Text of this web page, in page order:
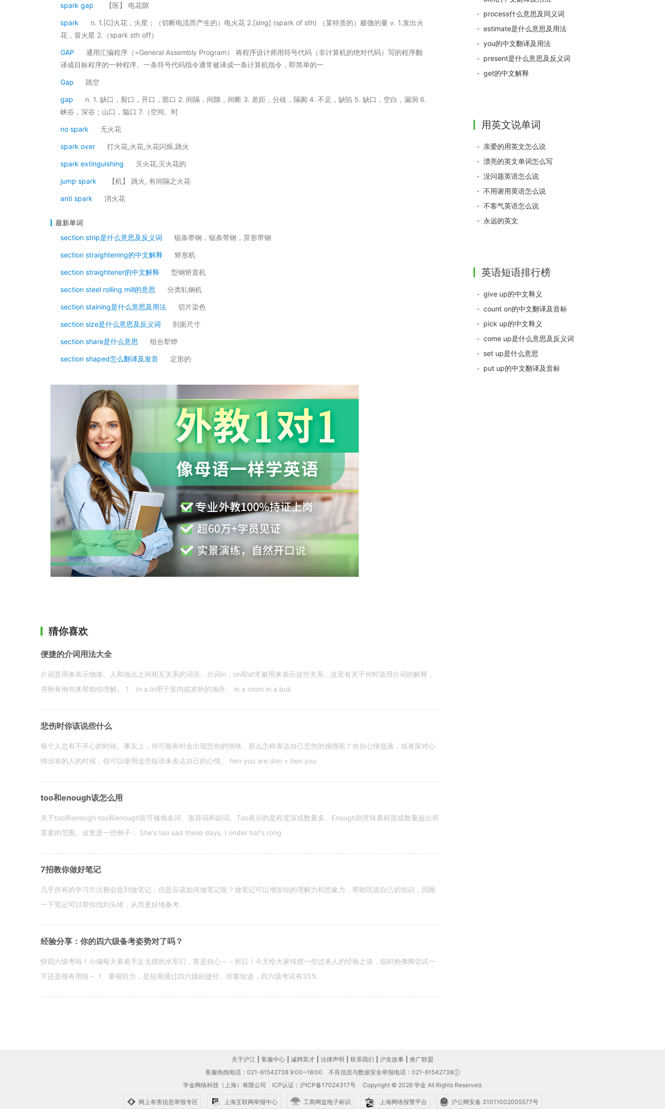
spark gap 【医】 电花隙
spark
n. 1.[C]火花，火星；（切断电流而产生的）电火花 2.[sing] (spark of sth) （某特质的）极微的量 v. 1.发出火
花，冒火星 2.（spark sth off）
GAP
通用汇编程序（=General Assembly Program） 将程序设计师用符号代码（非计算机的绝对代码）写的程序翻
译成目标程序的一种程序。一条符号代码指令通常被译成一条计算机指令，即简单的一
Gap 跳空
gap
n. 1. 缺口，裂口，开口，豁口 2. 间隔，间隙，间断 3. 差距，分歧，隔阂 4. 不足，缺陷 5. 缺口，空白，漏洞 6.
峡谷，深谷；山口，隘口 7.（空间、时
no spark 无火花
spark over 打火花,火花,火花闪烁,跳火
spark extinguishing 灭火花,灭火花的
jump spark 【机】 跳火, 有间隔之火花
anti spark 消火花
最新单词
section strip是什么意思及反义词
锯条带钢，锯条带钢，异形带钢
section straightening的中文解释 矫形机
section straightener的中文解释 型钢矫直机
section steel rolling mill的意思 分类轧钢机
section staining是什么意思及用法 切片染色
section size是什么意思及反义词 剖面尺寸
section share是什么意思 组合犁铧
section shaped怎么翻译及发音 定形的
猜你喜欢
便捷的介词用法大全
介词是用来表示物体、人和地点之间相互关系的词语。介词in，on和at常被用来表示这些关系。这里有关于何时该用介词的解释，
并附有例句来帮助你理解。 1．In a.In用于室内或室外的场所。 in a room in a buil
悲伤时你该说些什么
每个人总有不开心的时候。事实上，你可能有时会出现悲伤的情绪。那么怎样表达自己悲伤的感情呢？在你心情低落，或者面对心
情沮丧的人的时候，你可以使用这些短语来表达自己的心情。 hen you are don = hen you
too和enough该怎么用
关于too和enough too和enough皆可修饰名词、形容词和副词。Too表示的是程度深或数量多。Enough则意味着程度或数量超出所
需要的范围。这里是一些例子： She's too sad these days. I onder hat's rong
7招教你做好笔记
几乎所有的学习方法都会提到做笔记，但是应该如何做笔记呢？做笔记可以增加你的理解力和想象力，帮助巩固自己的知识，回顾
一下笔记可以帮你找到头绪，从而更好地备考。
经验分享：你的四六级备考姿势对了吗？
快四六级考啦！小编每天看着手足无措的水军们，甚是担心～～所以！今天给大家传授一些过来人的经验之谈，临时抱佛脚尝试一
下还是很有用哒～ 1、重视听力，是短期通过四六级的捷径。你要知道，四六级考试有35%
process什么意思及同义词
estimate是什么意思及用法
you的中文翻译及用法
present是什么意思及反义词
get的中文解释
用英文说单词
亲爱的用英文怎么说
漂亮的英文单词怎么写
没问题英语怎么说
不用谢用英语怎么说
不客气英语怎么说
永远的英文
英语短语排行榜
give up的中文释义
count on的中文翻译及音标
pick up的中文释义
come up是什么意思及反义词
set up是什么意思
put up的中文翻译及音标
关于沪江 客服中心 诚聘英才 法律声明 联系我们 沪友故事
推广联盟
客服热线电话：021-61542738 9:00~18:00
不良信息与数据安全举报电话：021-61542738
学金网络科技（上海）有限公司 ICP认证：沪ICP备17024317号 Copyright © 2026 学金 All Rights Reserved.
网上有害信息举报专区 上海互联网举报中心 工商网监电子标识 上海网络报警平台 沪公网安备 31011002005577号